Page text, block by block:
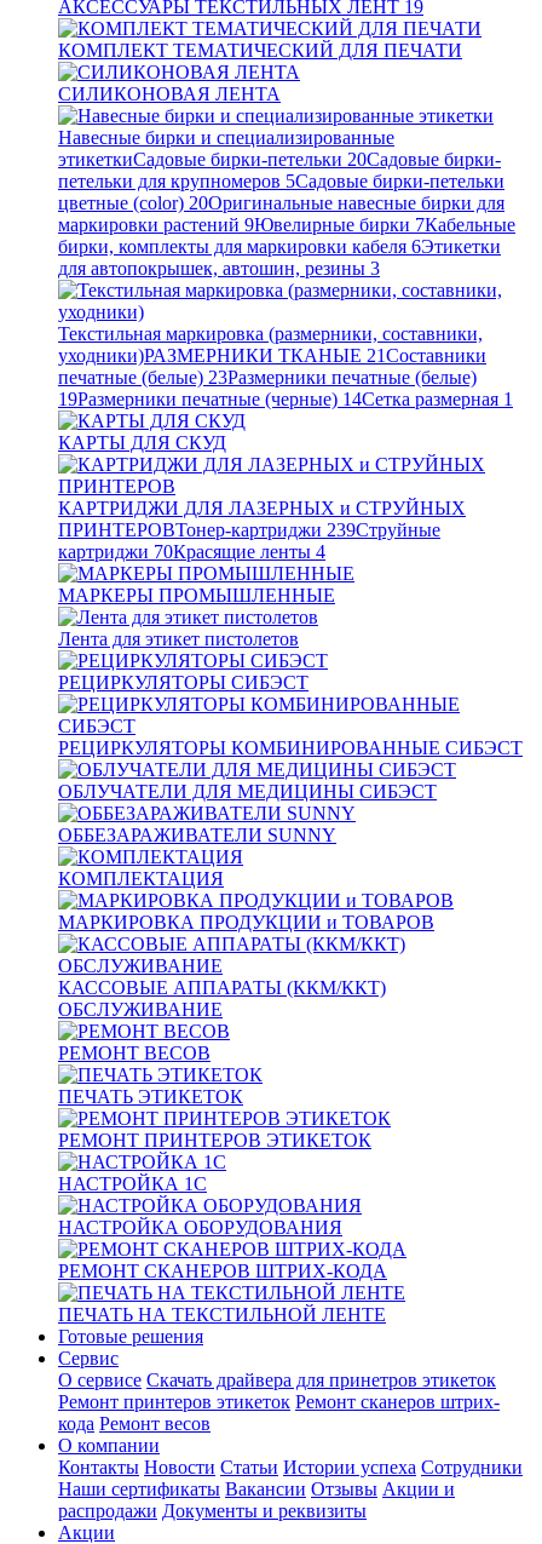
АКСЕССУАРЫ ТЕКСТИЛЬНЫХ ЛЕНТ 19
КОМПЛЕКТ ТЕМАТИЧЕСКИЙ ДЛЯ ПЕЧАТИ
СИЛИКОНОВАЯ ЛЕНТА
Навесные бирки и специализированные
этикеткиСадовые бирки-петельки 20Садовые бирки-
петельки для крупномеров 5Садовые бирки-петельки
цветные (color) 20Оригинальные навесные бирки для
маркировки растений 9Ювелирные бирки 7Кабельные
бирки, комплекты для маркировки кабеля 6Этикетки
для автопокрышек, автошин, резины 3
Текстильная маркировка (размерники, составники,
уходники)РАЗМЕРНИКИ ТКАНЫЕ 21Составники
печатные (белые) 23Размерники печатные (белые)
19Размерники печатные (черные) 14Сетка размерная 1
КАРТЫ ДЛЯ СКУД
КАРТРИДЖИ ДЛЯ ЛАЗЕРНЫХ и СТРУЙНЫХ
ПРИНТЕРОВТонер-картриджи 239Струйные
картриджи 70Красящие ленты 4
МАРКЕРЫ ПРОМЫШЛЕННЫЕ
Лента для этикет пистолетов
РЕЦИРКУЛЯТОРЫ СИБЭСТ
РЕЦИРКУЛЯТОРЫ КОМБИНИРОВАННЫЕ СИБЭСТ
ОБЛУЧАТЕЛИ ДЛЯ МЕДИЦИНЫ СИБЭСТ
ОББЕЗАРАЖИВАТЕЛИ SUNNY
КОМПЛЕКТАЦИЯ
МАРКИРОВКА ПРОДУКЦИИ и ТОВАРОВ
КАССОВЫЕ АППАРАТЫ (ККМ/ККТ)
ОБСЛУЖИВАНИЕ
РЕМОНТ ВЕСОВ
ПЕЧАТЬ ЭТИКЕТОК
РЕМОНТ ПРИНТЕРОВ ЭТИКЕТОК
НАСТРОЙКА 1С
НАСТРОЙКА ОБОРУДОВАНИЯ
РЕМОНТ СКАНЕРОВ ШТРИХ-КОДА
ПЕЧАТЬ НА ТЕКСТИЛЬНОЙ ЛЕНТЕ
Готовые решения
Сервис
О сервисе Скачать драйвера для принетров этикеток
Ремонт принтеров этикеток Ремонт сканеров штрих-
кода Ремонт весов
О компании
Контакты Новости Статьи Истории успеха Сотрудники
Наши сертификаты Вакансии Отзывы Акции и
распродажи Документы и реквизиты
Акции